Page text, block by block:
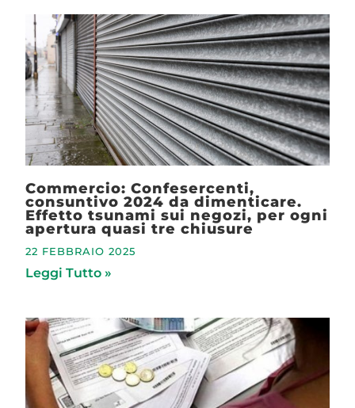
Commercio: Confesercenti,
consuntivo 2024 da dimenticare.
Effetto tsunami sui negozi, per ogni
apertura quasi tre chiusure
22 FEBBRAIO 2025
Leggi Tutto »